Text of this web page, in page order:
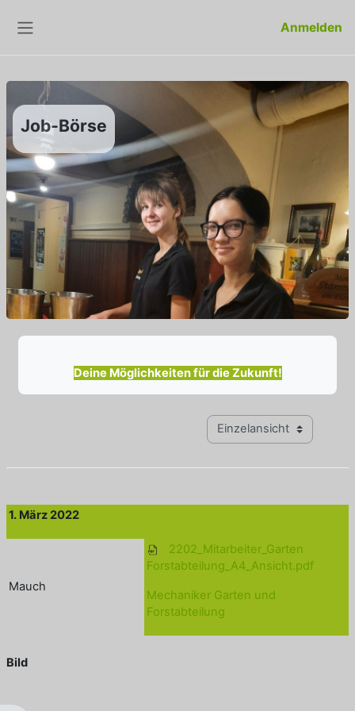
Anmelden
Job-Börse
Deine Möglichkeiten für die Zukunft!
Modus Tertiärnavigation
1. März 2022
Mauch
2202_Mitarbeiter_Garten
Forstabteilung_A4_Ansicht.pdf
Mechaniker Garten und
Forstabteilung
Bild